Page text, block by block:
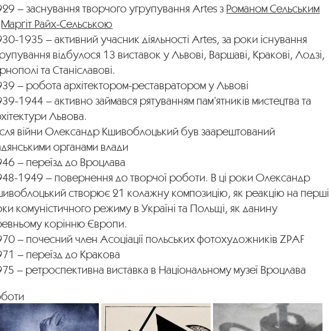
– заснування творчого угрупування Artes з Романом Сельським
Марґіт Райх-Сельською
1935 – активний учасник діяльності Artes, за роки існування
відбулося 13 виставок у Львові, Варшаві, Кракові, Лодзі,
та Станіславові.
– робота архітектором-реставратором у Львові
1944 – активно займався рятуванням пам’ятників мистецтва та
Львова.
війни Олександр Кшивоблоцький був заарештований
органами влади
– переїзд до Вроцлава
1949 – повернення до творчої роботи. В ці роки Олександр
створює 21 колажну композицію, як реакцію на перші
комуністичного режиму в Україні та Польщі, як данину
корінню Європи.
– почесний член Асоціації польських фотохудожників ZPAF
– переїзд до Кракова
– ретроспективна виставка в Національному музеї Вроцлава